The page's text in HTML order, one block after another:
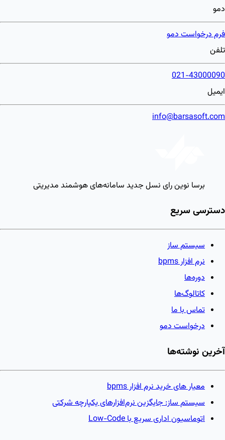
دمو
فرم درخواست دمو
تلفن
021-43000090
ایمیل
info@barsasoft.com
برسا نوین رای نسل جدید سامانه‌های هوشمند مدیریتی
دسترسی سریع
سیستم ساز
نرم افزار bpms
دوره‌ها
کاتالوگ‌ها
تماس با ما
درخواست دمو
آخرین نوشته‌ها
معیار های خرید نرم افزار bpms
سیستم ساز: جایگزین نرم‌افزارهای یکپارچه شرکتی
اتوماسیون اداری سریع با Low-Code